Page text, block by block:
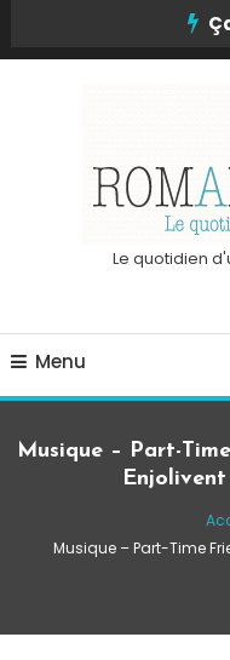
Le quotidien
Menu
Musique – Part-
Musique – Part-Time